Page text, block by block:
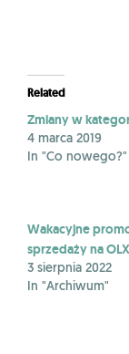
Related
Zmiany w
4 marca 2019
In "Co nowego?"
Wakacyjne
sprzedaży na OLX
3 sierpnia 2022
In "Archiwum"